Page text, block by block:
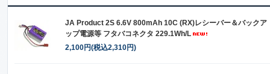
JA Product 2S 6.6V 800mAh 10C (RX)レシーバー＆バックア
ップ電源等 フタバコネクタ 229.1Wh/L
2,100円(税込2,310円)